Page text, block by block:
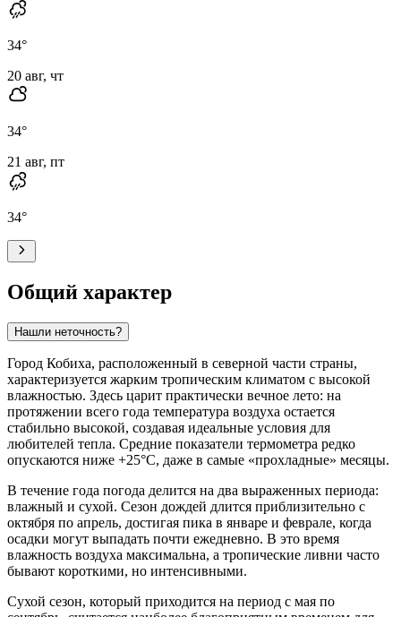
34°
20 авг, чт
34°
21 авг, пт
34°
Общий характер
Нашли неточность?
Город Кобиха, расположенный в северной части страны,
характеризуется жарким тропическим климатом с высокой
влажностью. Здесь царит практически вечное лето: на
протяжении всего года температура воздуха остается
стабильно высокой, создавая идеальные условия для
любителей тепла. Средние показатели термометра редко
опускаются ниже +25°C, даже в самые «прохладные» месяцы.
В течение года погода делится на два выраженных периода:
влажный и сухой. Сезон дождей длится приблизительно с
октября по апрель, достигая пика в январе и феврале, когда
осадки могут выпадать почти ежедневно. В это время
влажность воздуха максимальна, а тропические ливни часто
бывают короткими, но интенсивными.
Сухой сезон, который приходится на период с мая по